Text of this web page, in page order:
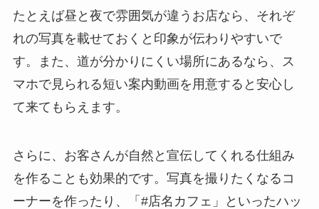
たとえば昼と夜で雰囲気が違うお店なら、それぞ
れの写真を載せておくと印象が伝わりやすいで
す。また、道が分かりにくい場所にあるなら、ス
マホで見られる短い案内動画を用意すると安心し
て来てもらえます。
さらに、お客さんが自然と宣伝してくれる仕組み
を作ることも効果的です。写真を撮りたくなるコ
ーナーを作ったり、「#店名カフェ」といったハッ